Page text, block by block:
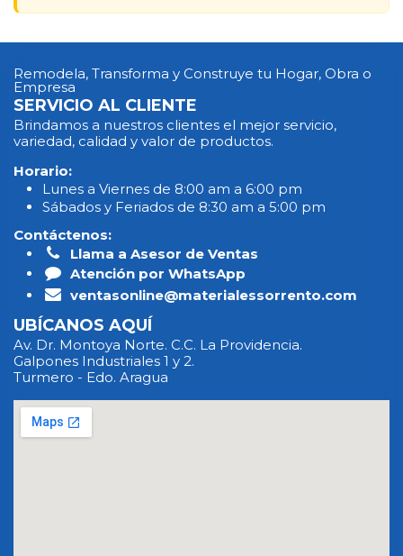
Remodela, Transforma y Construye tu Hogar, Obra o
Empresa
SERVICIO AL CLIENTE
Brindamos a nuestros clientes el mejor servicio,
variedad, calidad y valor de productos.
Horario:
Lunes a Viernes de 8:00 am a 6:00 pm
Sábados y Feriados de 8:30 am a 5:00 pm
Contáctenos:
Llama a Asesor de Ventas
Atención por WhatsApp
ventasonline@materialessorrento.com
UBÍCANOS AQUÍ
Av. Dr. Montoya Norte. C.C. La Providencia.
Galpones Industriales 1 y 2.
Turmero - Edo. Aragua